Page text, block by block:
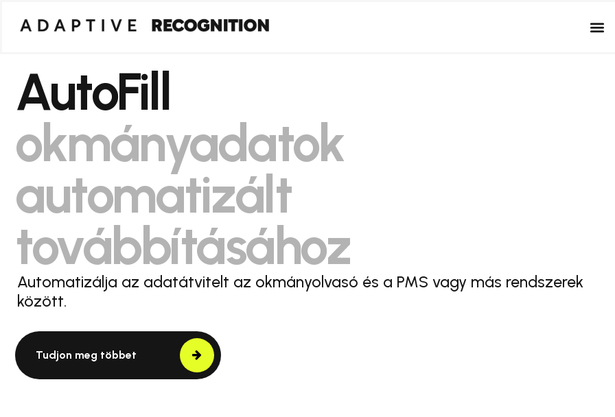
AutoFill
okmányadatok
automatizált
továbbításához
Automatizálja az adatátvitelt az okmányolvasó és a PMS vagy más rendszerek
között.
Tudjon meg többet